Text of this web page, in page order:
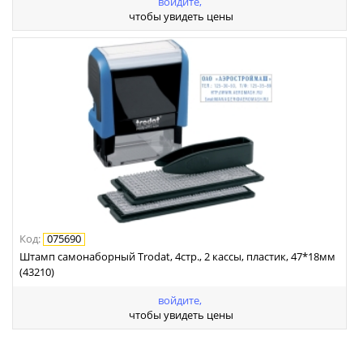
чтобы увидеть цены
Код: 075690
Штамп самонаборный Trodat, 4стр., 2 кассы, пластик, 47*18мм
(43210)
войдите,
чтобы увидеть цены